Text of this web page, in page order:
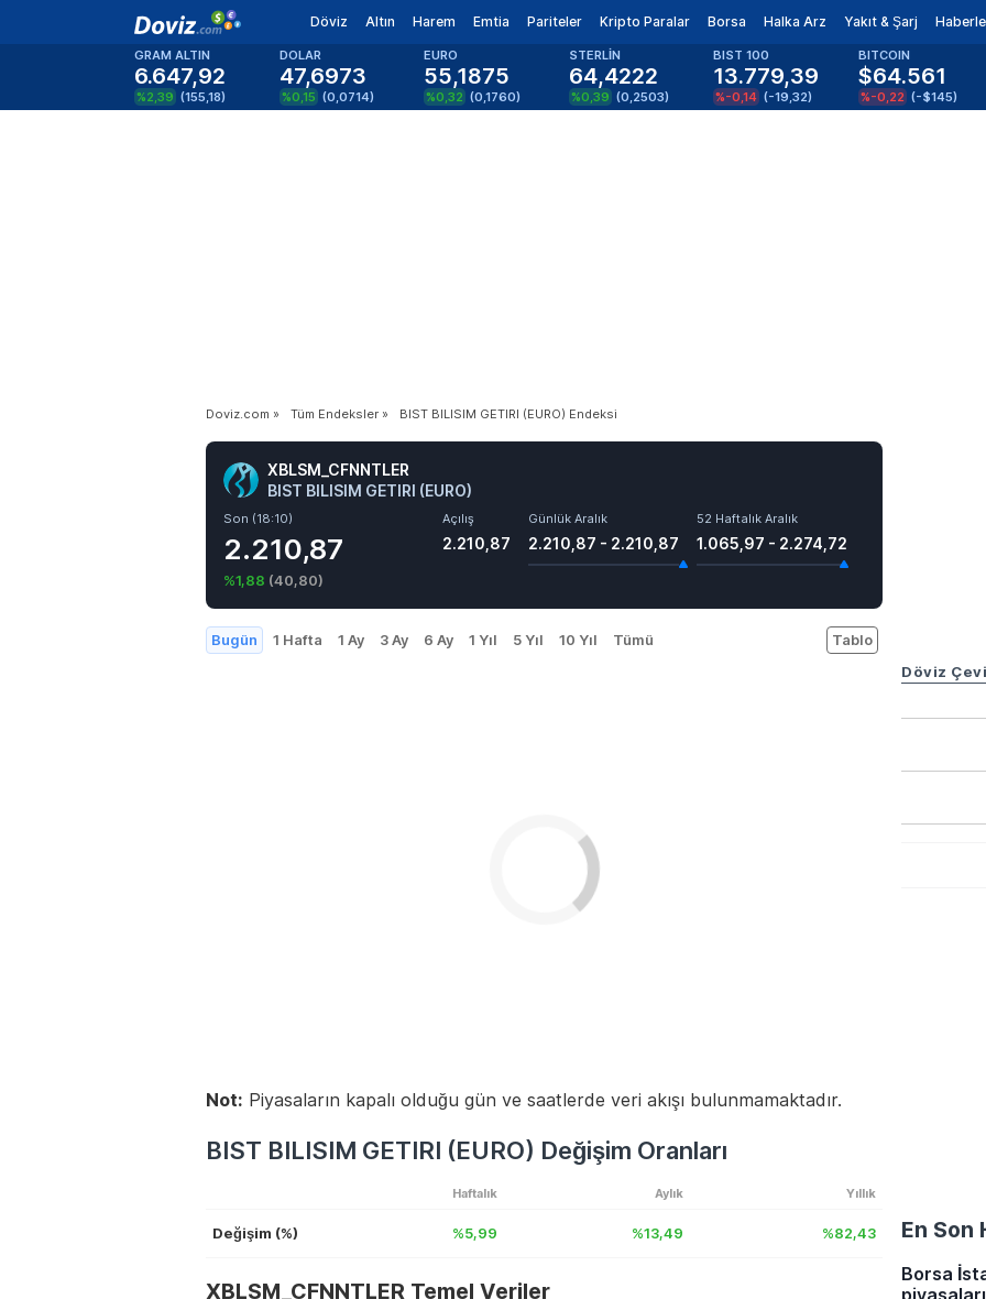
Döviz Altın Harem Emtia Pariteler Kripto Paralar Borsa Halka Arz Yakıt & Şarj
GRAM ALTIN
6.647,92
%2,39 (155,18)
DOLAR
47,6973
%0,15 (0,0714)
EURO
55,1875
%0,32 (0,1760)
STERLİN
64,4222
%0,39 (0,2503)
BIST 100
13.779,39
%-0,14 (-19,32)
BITCOIN
$64.561
%-0,22 (-$145)
Doviz.com » Tüm Endeksler » BIST BILISIM GETIRI (EURO) Endeksi
XBLSM_CFNNTLER
BIST BILISIM GETIRI (EURO)
Son (18:10)
2.210,87
%1,88 (40,80)
Açılış
2.210,87
Günlük Aralık
2.210,87 - 2.210,87
52 Haftalık Aralık
1.065,97 - 2.274,72
Bugün 1 Hafta 1 Ay 3 Ay 6 Ay 1 Yıl 5 Yıl 10 Yıl Tümü Tablo
Not: Piyasaların kapalı olduğu gün ve saatlerde veri akışı bulunmamaktadır.
BIST BILISIM GETIRI (EURO) Değişim Oranları
Haftalık Aylık Yıllık
Değişim (%) %5,99 %13,49 %82,43
XBLSM_CFNNTLER Temel Veriler
Döviz
En Son
Borsa